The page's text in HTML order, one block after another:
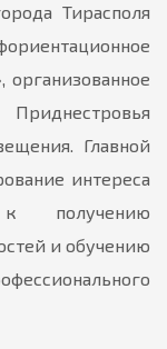
Тирасполя
Главной
интереса
получению
и обучению